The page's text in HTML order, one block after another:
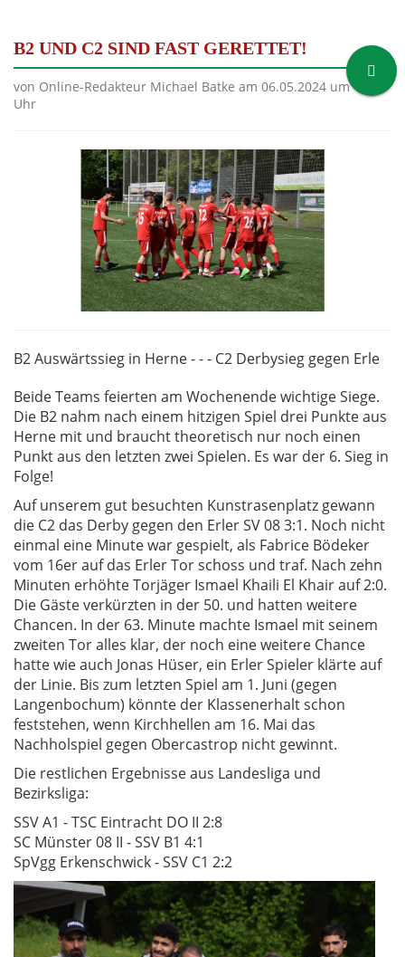
B2 UND C2 SIND FAST GERETTET!
von Online-Redakteur Michael Batke am 06.05.2024 um 16:36
Uhr
B2 Auswärtssieg in Herne - - - C2 Derbysieg gegen Erle
Beide Teams feierten am Wochenende wichtige Siege.
Die B2 nahm nach einem hitzigen Spiel drei Punkte aus
Herne mit und braucht theoretisch nur noch einen
Punkt aus den letzten zwei Spielen. Es war der 6. Sieg in
Folge!
Auf unserem gut besuchten Kunstrasenplatz gewann
die C2 das Derby gegen den Erler SV 08 3:1. Noch nicht
einmal eine Minute war gespielt, als Fabrice Bödeker
vom 16er auf das Erler Tor schoss und traf. Nach zehn
Minuten erhöhte Torjäger Ismael Khaili El Khair auf 2:0.
Die Gäste verkürzten in der 50. und hatten weitere
Chancen. In der 63. Minute machte Ismael mit seinem
zweiten Tor alles klar, der noch eine weitere Chance
hatte wie auch Jonas Hüser, ein Erler Spieler klärte auf
der Linie. Bis zum letzten Spiel am 1. Juni (gegen
Langenbochum) könnte der Klassenerhalt schon
feststehen, wenn Kirchhellen am 16. Mai das
Nachholspiel gegen Obercastrop nicht gewinnt.
Die restlichen Ergebnisse aus Landesliga und
Bezirksliga:
SSV A1 - TSC Eintracht DO II 2:8
SC Münster 08 II - SSV B1 4:1
SpVgg Erkenschwick - SSV C1 2:2